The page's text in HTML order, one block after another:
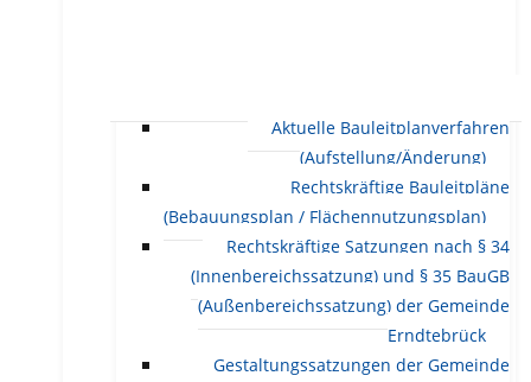
Aktuelle Bauleitplanverfahren
(Aufstellung/Änderung)
Rechtskräftige Bauleitpläne
(Bebauungsplan / Flächennutzungsplan)
Rechtskräftige Satzungen nach § 34
(Innenbereichssatzung) und § 35 BauGB
(Außenbereichssatzung) der Gemeinde
Erndtebrück
Gestaltungssatzungen der Gemeinde